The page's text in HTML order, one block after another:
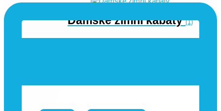
Dámské zimní kabáty(1)
Dětské oblečení